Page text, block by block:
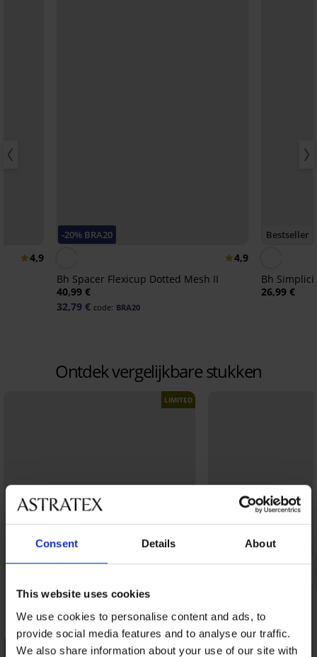
Consent Details About
This website uses cookies
We use cookies to personalise content and ads, to
provide social media features and to analyse our traffic.
We also share information about your use of our site with
4,9
-20% BRA20
4,9
Bh Spacer Flexicup Dotted Mesh II
40,99 €
32,79 € code: BRA20
Bestseller
Bh
26,99 €
Ontdek vergelijkbare stukken
1+1 GRATIS
LIMITED
1+1 GRATIS